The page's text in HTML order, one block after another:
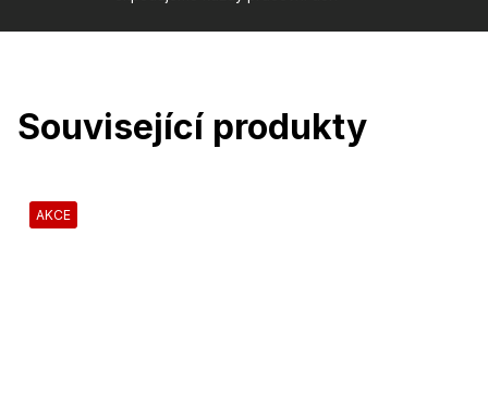
Související produkty
AKCE